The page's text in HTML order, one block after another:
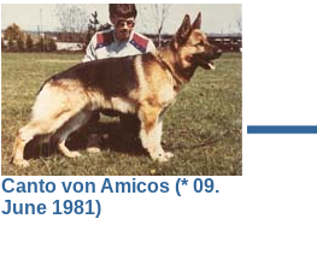
Canto von Amicos (* 09.
June 1981)